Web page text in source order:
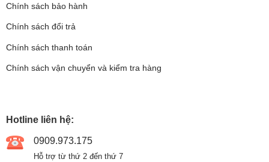
Chính sách bảo hành
Chính sách đổi trả
Chính sách thanh toán
Chính sách vận chuyển và kiểm tra hàng
Hotline liên hệ:
0909.973.175
Hỗ trợ từ thứ 2 đến thứ 7